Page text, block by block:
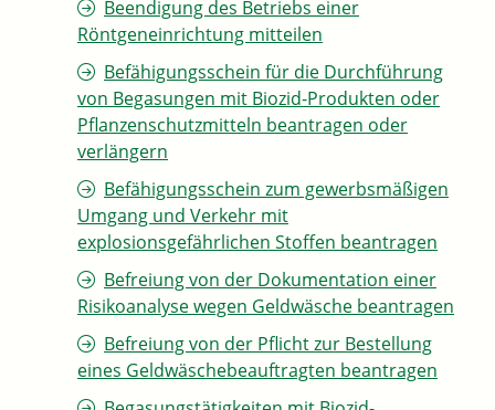
Beendigung des Betriebs einer
Röntgeneinrichtung mitteilen
Befähigungsschein für die Durchführung
von Begasungen mit Biozid-Produkten oder
Pflanzenschutzmitteln beantragen oder
verlängern
Befähigungsschein zum gewerbsmäßigen
Umgang und Verkehr mit
explosionsgefährlichen Stoffen beantragen
Befreiung von der Dokumentation einer
Risikoanalyse wegen Geldwäsche beantragen
Befreiung von der Pflicht zur Bestellung
eines Geldwäschebeauftragten beantragen